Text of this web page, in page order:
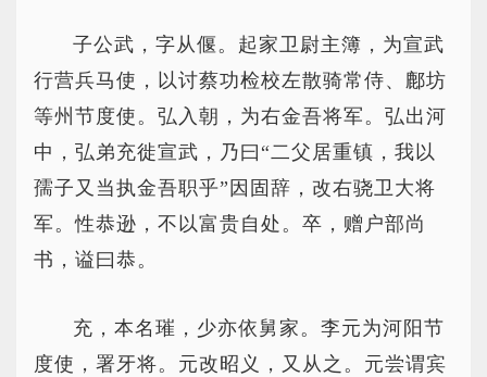
子公武，字从偃。起家卫尉主簿，为宣武
行营兵马使，以讨蔡功检校左散骑常侍、鄜坊
等州节度使。弘入朝，为右金吾将军。弘出河
中，弘弟充徙宣武，乃曰“二父居重镇，我以
孺子又当执金吾职乎”因固辞，改右骁卫大将
军。性恭逊，不以富贵自处。卒，赠户部尚
书，谥曰恭。
充，本名璀，少亦依舅家。李元为河阳节
度使，署牙将。元改昭义，又从之。元尝谓宾